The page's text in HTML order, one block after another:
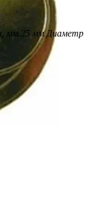
мм.25 мм Диаметр